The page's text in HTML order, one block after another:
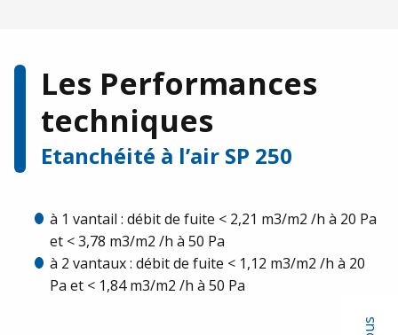
Les Performances
techniques
Etanchéité à l’air SP 250
à 1 vantail : débit de fuite < 2,21 m3/m2 /h à 20 Pa
et < 3,78 m3/m2 /h à 50 Pa
à 2 vantaux : débit de fuite < 1,12 m3/m2 /h à 20
Pa et < 1,84 m3/m2 /h à 50 Pa